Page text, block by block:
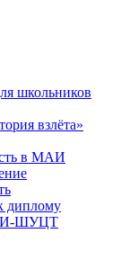
школьников
взлёта»
в МАИ
диплому
ШУЦТ